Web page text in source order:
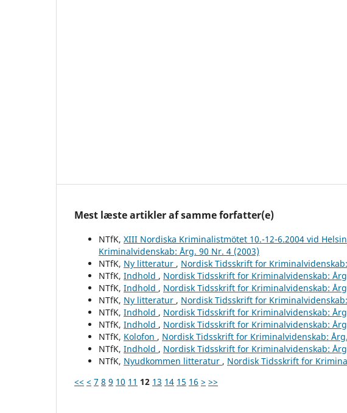
Mest læste artikler af samme forfatter(e)
NTfK, XIII Nordiska Kriminalistmötet 10.-12-6.2004 vid
Kriminalvidenskab: Årg. 90 Nr. 4 (2003)
NTfK, Ny litteratur , Nordisk Tidsskrift for
NTfK, Indhold , Nordisk Tidsskrift for Kriminalvidenskab:
NTfK, Indhold , Nordisk Tidsskrift for Kriminalvidenskab:
NTfK, Ny litteratur , Nordisk Tidsskrift for
NTfK, Indhold , Nordisk Tidsskrift for Kriminalvidenskab:
NTfK, Indhold , Nordisk Tidsskrift for Kriminalvidenskab:
NTfK, Kolofon , Nordisk Tidsskrift for Kriminalvidenskab:
NTfK, Indhold , Nordisk Tidsskrift for Kriminalvidenskab:
NTfK, Nyudkommen litteratur , Nordisk Tidsskrift for
<< < 7 8 9 10 11 12 13 14 15 16 > >>